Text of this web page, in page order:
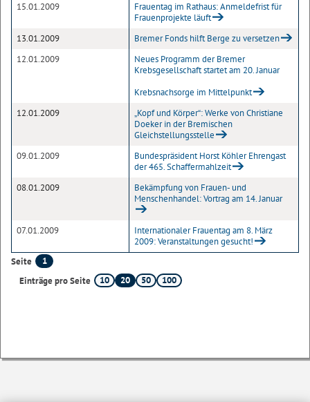
15.01.2009
Frauentag im Rathaus: Anmeldefrist für
Frauenprojekte läuft
13.01.2009
Bremer Fonds hilft Berge zu versetzen
12.01.2009
Neues Programm der Bremer
Krebsgesellschaft startet am 20. Januar
Krebsnachsorge im Mittelpunkt
12.01.2009
„Kopf und Körper“: Werke von Christiane
Doeker in der Bremischen
Gleichstellungsstelle
09.01.2009
Bundespräsident Horst Köhler Ehrengast
der 465. Schaffermahlzeit
08.01.2009
Bekämpfung von Frauen- und
Menschenhandel: Vortrag am 14. Januar
07.01.2009
Internationaler Frauentag am 8. März
2009: Veranstaltungen gesucht!
Seite
1
Einträge pro Seite
10 20 50 100